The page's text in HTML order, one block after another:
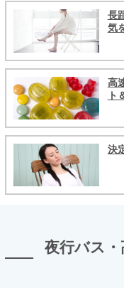
長
気
高
ト
決
夜行バス